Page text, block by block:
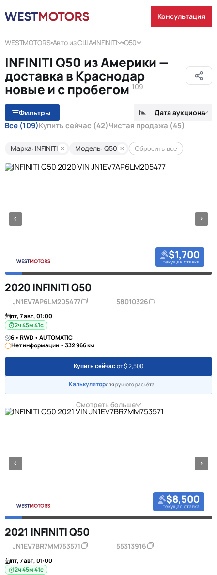
Консультация
WESTMOTORS Авто из США INFINITI Q50
INFINITI Q50 из Америки —
доставка в Краснодар
новые и с пробегом 109
Фильтры Дата аукциона
Все (109)Купить сейчас (42)Чистая продажа (45)
Марка: INFINITI Модель: Q50 Сбросить все
$1,700
текущая ставка
2020 INFINITI Q50
JN1EV7AP6LM205477 58010326
пт, 7 авг, 01:00
2ч 45м 40с
6 • RWD • AUTOMATIC
Нет информации • 332 966 км
Купить сейчас от $ 2,500
Калькулятордля ручного расчёта
Смотреть больше
$8,500
текущая ставка
2021 INFINITI Q50
JN1EV7BR7MM753571 55313916
пт, 7 авг, 01:00
2ч 45м 40с